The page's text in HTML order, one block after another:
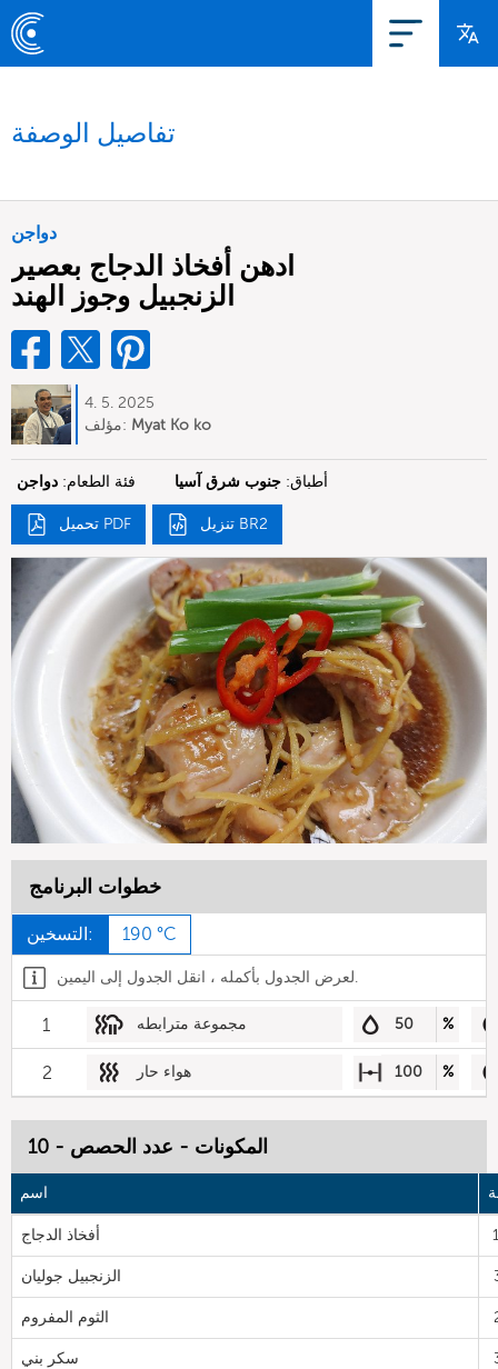
تفاصيل الوصفة
دواجن
ادهن أفخاذ الدجاج بعصير
الزنجبيل وجوز الهند
4. 5. 2025
مؤلف: Myat Ko ko
فئة الطعام: دواجن أطباق: جنوب شرق آسيا
تحميل PDF تنزيل BR2
خطوات البرنامج
التسخين: 190 °C
لعرض الجدول بأكمله ، انقل الجدول إلى اليمين.
1 مجموعة مترابطه 50 %
2 هواء حار 100 %
المكونات - عدد الحصص - 10
اسم
أفخاذ الدجاج
الزنجبيل جوليان
الثوم المفروم
سكر بني